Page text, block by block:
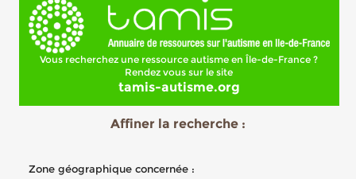
Vous recherchez une ressource autisme en Île-de-France ?
Rendez vous sur le site
tamis-autisme.org
Affiner la recherche :
Zone géographique concernée :